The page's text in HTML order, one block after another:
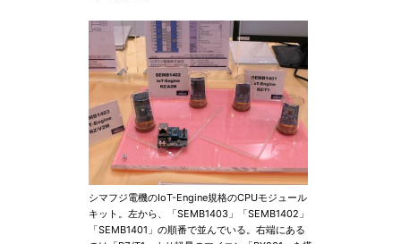
シマフジ電機のIoT-Engine規格のCPUモジュール
キット。左から、「SEMB1403」「SEMB1402」
「SEMB1401」の順番で並んでいる。右端にある